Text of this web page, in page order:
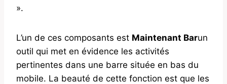
».
L’un de ces composants est Maintenant Barun
outil qui met en évidence les activités
pertinentes dans une barre située en bas du
mobile. La beauté de cette fonction est que les